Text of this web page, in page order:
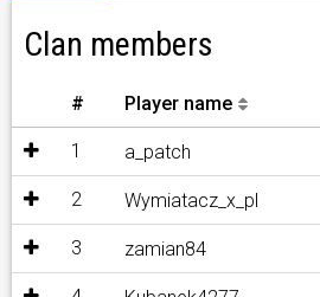
Clan members
# Player name
1 a_patch
2 Wymiatacz_x_pl
3 zamian84